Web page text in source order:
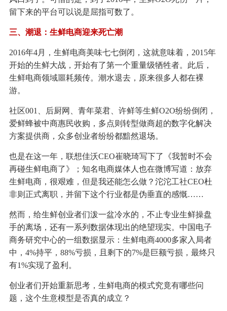
留下来的平台可以说是屈指可数了。
三、潮退：生鲜电商迎来死亡潮
2016年4月，生鲜电商美味七七倒闭，这就意味着，2015年
开始的生鲜大战，开始有了第一个重量级牺牲者。此后，
生鲜电商领域噩耗频传。潮水退去，原来很多人都在裸
游。
社区001、后厨网、青年菜君、许鲜等生鲜O2O纷纷倒闭，
爱鲜蜂被中商惠民收购，多点则转型做商超的数字化解决
方案提供商，众多创业者纷纷都黯然退场。
也是在这一年，联想佳沃CEO崔晓琦写下了《我暂时不会
再碰生鲜电商了》；知名电商媒体人也在微博写道：放弃
生鲜电商，很艰难，但是我还能怎么做？沱沱工社CEO杜
非则正式离职，并留下这个行业都是伪垂直的感慨……
然而，给生鲜创业者们泼一盆冷水的，不止专业生鲜操盘
手的离场，还有一系列数据体现出的绝望现实。中国电子
商务研究中心的一组数据显示：生鲜电商4000多家入局者
中，4%持平，88%亏损，且剩下的7%是巨额亏损，最终只
有1%实现了盈利。
创业者们开始重新思考，生鲜电商的模式究竟有哪些问
题，这个生意模型是否真的成立？